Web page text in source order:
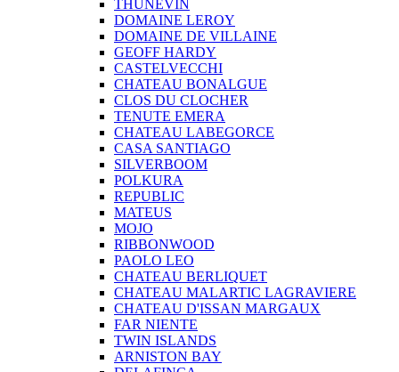
THUNEVIN
DOMAINE LEROY
DOMAINE DE VILLAINE
GEOFF HARDY
CASTELVECCHI
CHATEAU BONALGUE
CLOS DU CLOCHER
TENUTE EMERA
CHATEAU LABEGORCE
CASA SANTIAGO
SILVERBOOM
POLKURA
REPUBLIC
MATEUS
MOJO
RIBBONWOOD
PAOLO LEO
CHATEAU BERLIQUET
CHATEAU MALARTIC LAGRAVIERE
CHATEAU D'ISSAN MARGAUX
FAR NIENTE
TWIN ISLANDS
ARNISTON BAY